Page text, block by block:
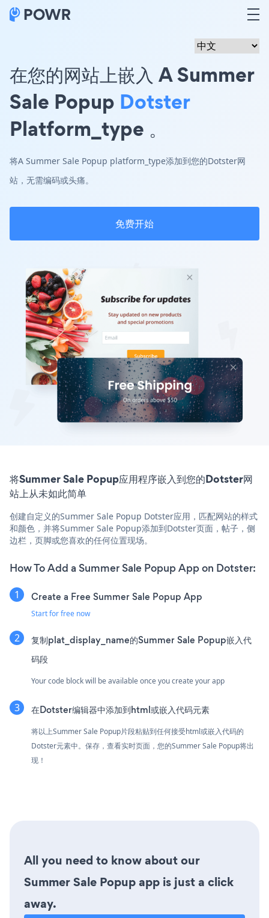
在您的网站上嵌入 A Summer
Sale Popup Dotster
Platform_type 。
将A Summer Sale Popup platform_type添加到您的Dotster网
站，无需编码或头痛。
免费开始
将Summer Sale Popup应用程序嵌入到您的Dotster网
站上从未如此简单
创建自定义的Summer Sale Popup Dotster应用，匹配网站的样式
和颜色，并将Summer Sale Popup添加到Dotster页面，帖子，侧
边栏，页脚或您喜欢的任何位置现场。
How To Add a Summer Sale Popup App on Dotster:
Create a Free Summer Sale Popup App
Start for free now
复制plat_display_name的Summer Sale Popup嵌入代
码段
Your code block will be available once you create your app
在Dotster编辑器中添加到html或嵌入代码元素
将以上Summer Sale Popup片段粘贴到任何接受html或嵌入代码的
Dotster元素中。保存，查看实时页面，您的Summer Sale Popup将出
现！
All you need to know about our
Summer Sale Popup app is just a click
away.